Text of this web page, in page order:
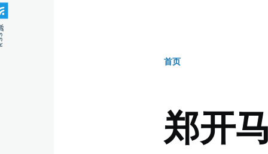
包
屑
首页
郑开